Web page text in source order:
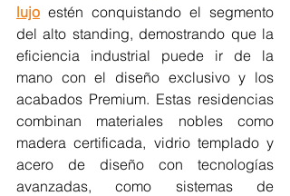
lujo estén conquistando el segmento
del alto standing, demostrando que la
eficiencia industrial puede ir de la
mano con el diseño exclusivo y los
acabados Premium. Estas residencias
combinan materiales nobles como
madera certificada, vidrio templado y
acero de diseño con tecnologías
avanzadas, como sistemas de